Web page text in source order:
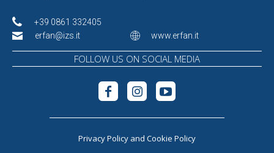
+39 0861 332405
erfan@izs.it
www.erfan.it
FOLLOW US ON SOCIAL MEDIA
Privacy Policy and Cookie Policy